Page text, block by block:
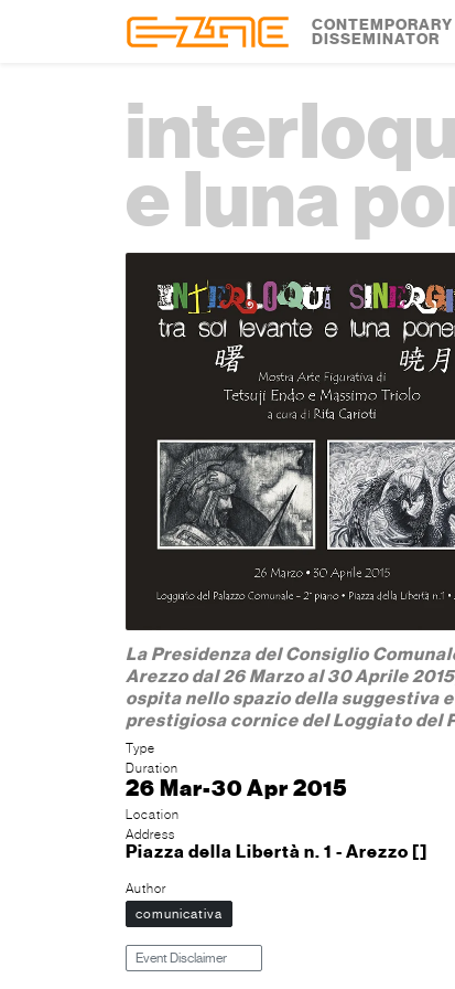
DISSEMINATOR
e luna
La Presidenza del Consiglio
Arezzo dal 26 Marzo al 30 Aprile
ospita nello spazio della suggestiva e
prestigiosa cornice del Loggiato del
Type
Duration
26 Mar-30 Apr 2015
Location
Address
Piazza della Libertà n. 1 - Arezzo []
Author
comunicativa
Event Disclaimer